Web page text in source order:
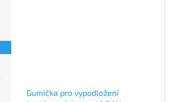
Gumička pro vypodložení